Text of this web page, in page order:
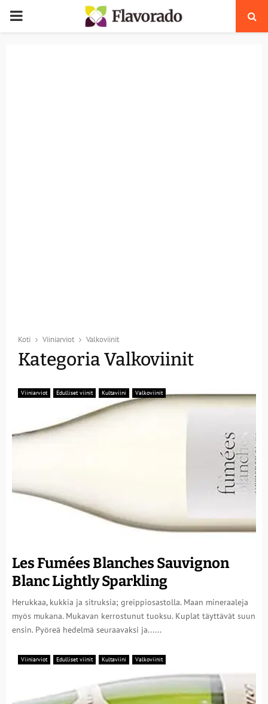
PRIMARY
Koti Viiniarviot Valkoviinit
Kategoria Valkoviinit
Viiniarviot Edulliset viinit Kultaviini Valkoviinit
Les Fumées Blanches Sauvignon
Blanc Lightly Sparkling
Herukkaa, kukkia ja sitruksia; greippiosastolla. Maan mineraaleja
myös mukana. Mukavan kerrostunut tuoksu. Kuplat täyttävät suun
ensin. Pyöreä hedelmä seuraavaksi ja......
Viiniarviot Edulliset viinit Kultaviini Valkoviinit